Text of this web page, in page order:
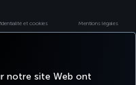
notre site Web ont
et cookies Mentions légales
Accessibility Plan Progress Report